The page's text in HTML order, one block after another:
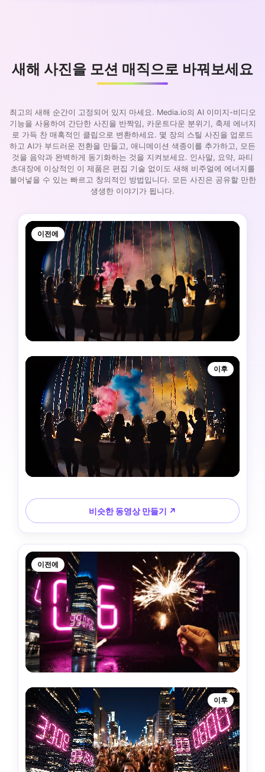
새해 사진을 모션 매직으로 바꿔보세요
최고의 새해 순간이 고정되어 있지 마세요. Media.io의 AI 이미지-비디오
기능을 사용하여 간단한 사진을 반짝임, 카운트다운 분위기, 축제 에너지
로 가득 찬 매혹적인 클립으로 변환하세요. 몇 장의 스틸 사진을 업로드
하고 AI가 부드러운 전환을 만들고, 애니메이션 색종이를 추가하고, 모든
것을 음악과 완벽하게 동기화하는 것을 지켜보세요. 인사말, 요약, 파티
초대장에 이상적인 이 제품은 편집 기술 없이도 새해 비주얼에 에너지를
불어넣을 수 있는 빠르고 창의적인 방법입니다. 모든 사진은 공유할 만한
생생한 이야기가 됩니다.
이전에
이후
비슷한 동영상 만들기 ↗
이전에
이후